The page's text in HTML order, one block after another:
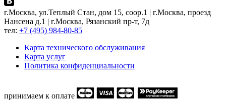
г.Москва, ул.Теплый Стан, дом 15, соор.1 | г.Москва, проезд
Нансена д.1 | г.Москва, Рязанский пр-т, 7д
тел: +7 (495) 984-80-85
Карта технического обслуживания
Карта услуг
Политика конфиденциальности
принимаем к оплате